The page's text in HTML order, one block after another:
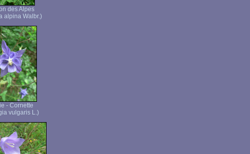
des Alpes
alpina Walbr.)
- Cornette
vulgaris L.)